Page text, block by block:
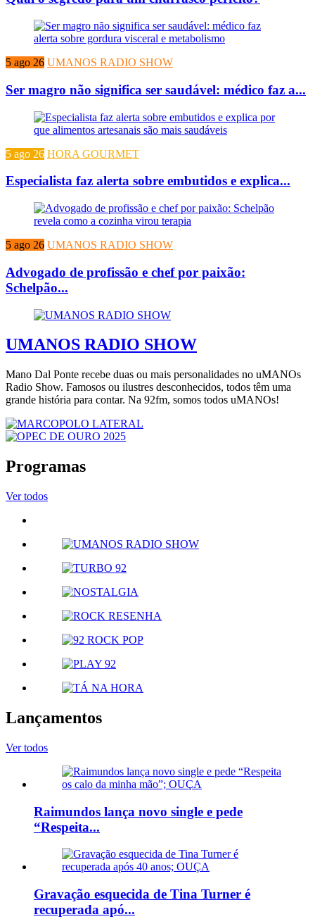
5 ago 26 UMANOS RADIO SHOW
Ser magro não significa ser saudável: médico faz a...
5 ago 26 HORA GOURMET
Especialista faz alerta sobre embutidos e explica...
5 ago 26 UMANOS RADIO SHOW
Advogado de profissão e chef por paixão:
Schelpão...
UMANOS RADIO SHOW
Mano Dal Ponte recebe duas ou mais personalidades no uMANOs
Radio Show. Famosos ou ilustres desconhecidos, todos têm uma
grande história para contar. Na 92fm, somos todos uMANOs!
Programas
Ver todos
Lançamentos
Ver todos
Raimundos lança novo single e pede
“Respeita...
Gravação esquecida de Tina Turner é
recuperada apó...